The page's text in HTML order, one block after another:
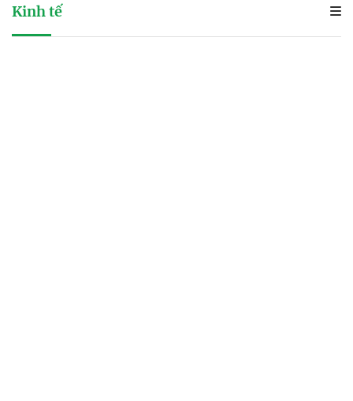
Kinh tế